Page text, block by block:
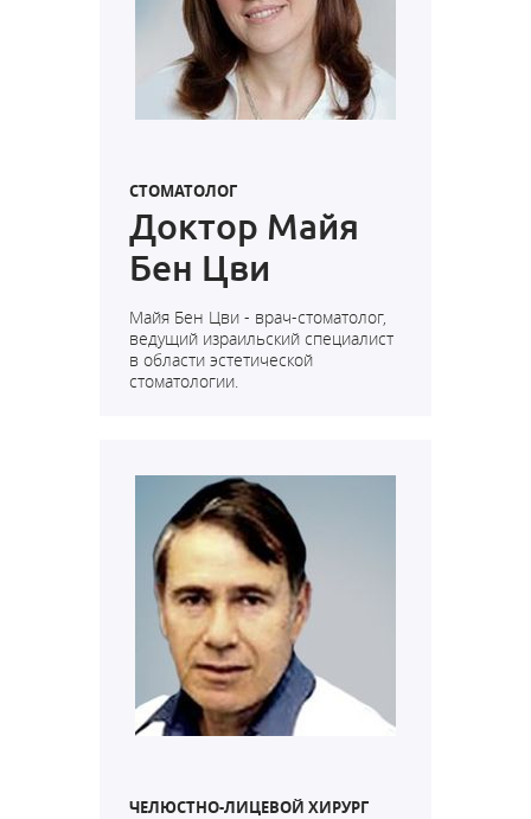
СТОМАТОЛОГ
Доктор Майя
Бен Цви
Майя Бен Цви - врач-стоматолог,
ведущий израильский специалист
в области эстетической
стоматологии.
ЧЕЛЮСТНО-ЛИЦЕВОЙ ХИРУРГ